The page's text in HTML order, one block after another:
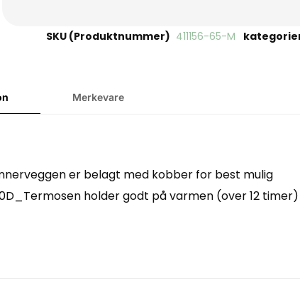
SKU (Produktnummer) 411156-65-M
Merkevare
er belagt med kobber for best mulig
holder godt på varmen (over 12